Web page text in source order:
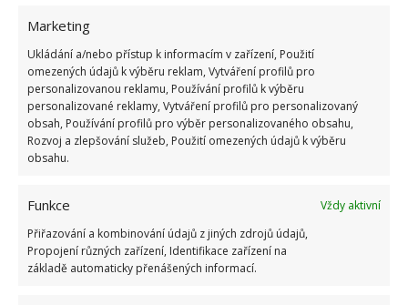
Marketing
Ukládání a/nebo přístup k informacím v zařízení, Použití
omezených údajů k výběru reklam, Vytváření profilů pro
personalizovanou reklamu, Používání profilů k výběru
personalizované reklamy, Vytváření profilů pro personalizovaný
obsah, Používání profilů pro výběr personalizovaného obsahu,
Rozvoj a zlepšování služeb, Použití omezených údajů k výběru
obsahu.
Funkce
Vždy aktivní
Přiřazování a kombinování údajů z jiných zdrojů údajů,
Propojení různých zařízení, Identifikace zařízení na
základě automaticky přenášených informací.
OBLÍBENÉ ČLÁNKY
Pokuta až 10 000 Kč hrozí za nesprávné sekání i
Kvíz na téma pionýrské tábory za socialismu:
Kdo je zažil, bez problému získá 12 ze 12 bodů
12.5.2026